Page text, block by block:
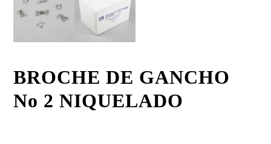
BROCHE DE GANCHO
No 2 NIQUELADO